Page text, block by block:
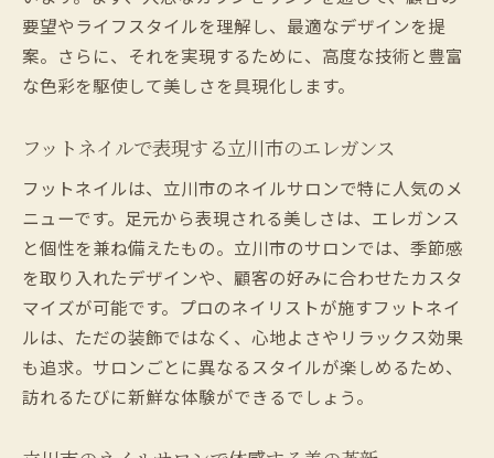
要望やライフスタイルを理解し、最適なデザインを提
案。さらに、それを実現するために、高度な技術と豊富
な色彩を駆使して美しさを具現化します。
フットネイルで表現する立川市のエレガンス
フットネイルは、立川市のネイルサロンで特に人気のメ
ニューです。足元から表現される美しさは、エレガンス
と個性を兼ね備えたもの。立川市のサロンでは、季節感
を取り入れたデザインや、顧客の好みに合わせたカスタ
マイズが可能です。プロのネイリストが施すフットネイ
ルは、ただの装飾ではなく、心地よさやリラックス効果
も追求。サロンごとに異なるスタイルが楽しめるため、
訪れるたびに新鮮な体験ができるでしょう。